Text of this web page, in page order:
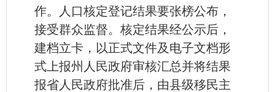
作。人口核定登记结果要张榜公布，
接受群众监督。核定结果经公示后，
建档立卡，以正式文件及电子文档形
式上报州人民政府审核汇总并将结果
报省人民政府批准后，由县级移民主